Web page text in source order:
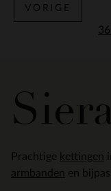
VORIGE
Prachtige kettingen
armbanden en